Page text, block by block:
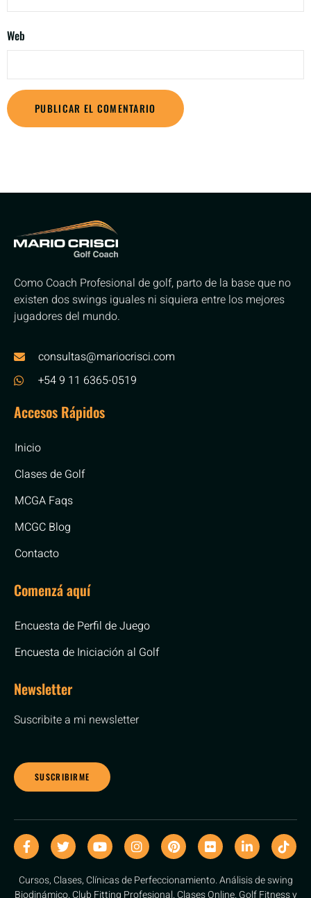
Web
Como Coach Profesional de golf, parto de la base que no
existen dos swings iguales ni siquiera entre los mejores
jugadores del mundo.
consultas@mariocrisci.com
+54 9 11 6365-0519
Accesos Rápidos
Inicio
Clases de Golf
MCGA Faqs
MCGC Blog
Contacto
Comenzá aquí
Encuesta de Perfil de Juego
Encuesta de Iniciación al Golf
Newsletter
Suscribite a mi newsletter
SUSCRIBIRME
Cursos, Clases, Clínicas de Perfeccionamiento. Análisis de swing
Biodinámico. Club Fitting Profesional. Clases Online. Golf Fitness y